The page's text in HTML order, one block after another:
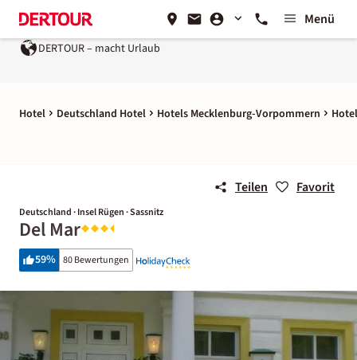
Menü
DERTOUR – macht Urlaub
Hotel Deutschland Hotel Hotels Mecklenburg-Vorpommern
Teilen Favorit
Deutschland · Insel Rügen · Sassnitz
Del Mar
59% 80 Bewertungen